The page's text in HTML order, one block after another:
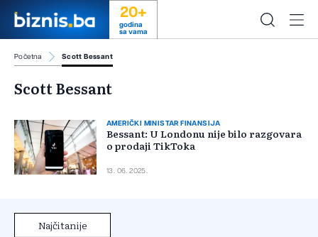
20+
godina
sa vama
Početna Scott Bessant
Scott Bessant
AMERIČKI MINISTAR FINANSIJA
Bessant: U Londonu nije bilo razgovara
o prodaji TikToka
13. 06. 2025.
Najčitanije